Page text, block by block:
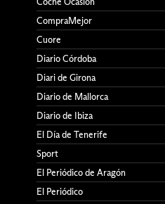
CompraMejor
Cuore
Diario Córdoba
Diari de Girona
Diario de Mallorca
Diario de Ibiza
El Día de Tenerife
Sport
El Periódico de Aragón
El Periódico